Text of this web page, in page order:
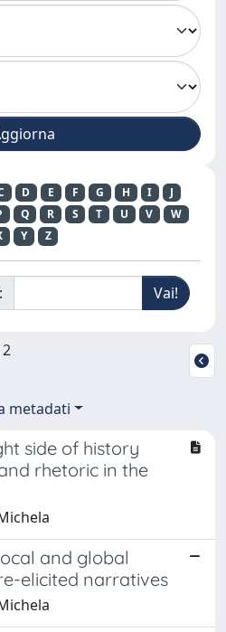
D E F G H I
J
Q R S T U V
W
Y Z
metadati
side of history
rhetoric in the
and global
elicited narratives